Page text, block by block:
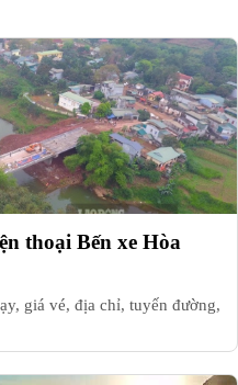
thoại Bến xe Hòa
giá vé, địa chỉ, tuyến đường,